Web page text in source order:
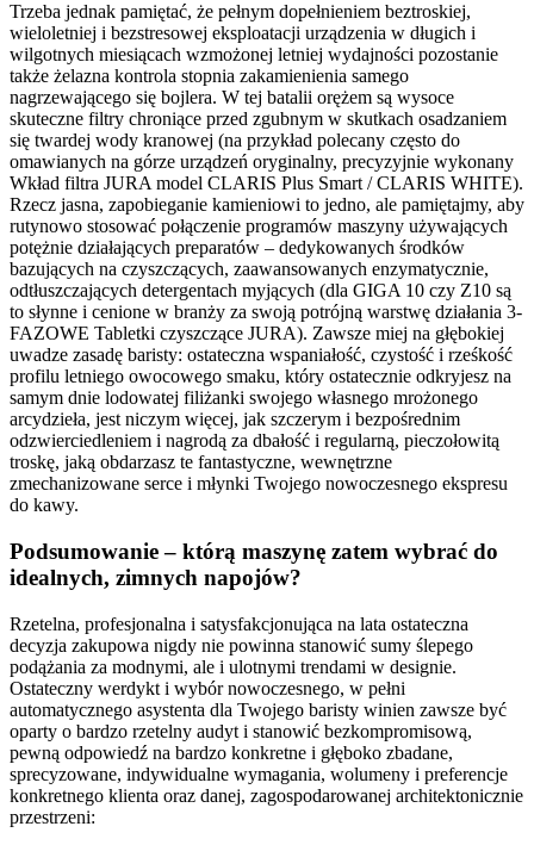
Trzeba jednak pamiętać, że pełnym dopełnieniem beztroskiej,
wieloletniej i bezstresowej eksploatacji urządzenia w długich i
wilgotnych miesiącach wzmożonej letniej wydajności pozostanie
także żelazna kontrola stopnia zakamienienia samego
nagrzewającego się bojlera. W tej batalii orężem są wysoce
skuteczne filtry chroniące przed zgubnym w skutkach osadzaniem
się twardej wody kranowej (na przykład polecany często do
omawianych na górze urządzeń oryginalny, precyzyjnie wykonany
Wkład filtra JURA model CLARIS Plus Smart / CLARIS WHITE).
Rzecz jasna, zapobieganie kamieniowi to jedno, ale pamiętajmy, aby
rutynowo stosować połączenie programów maszyny używających
potężnie działających preparatów – dedykowanych środków
bazujących na czyszczących, zaawansowanych enzymatycznie,
odtłuszczających detergentach myjących (dla GIGA 10 czy Z10 są
to słynne i cenione w branży za swoją potrójną warstwę działania 3-
FAZOWE Tabletki czyszczące JURA). Zawsze miej na głębokiej
uwadze zasadę baristy: ostateczna wspaniałość, czystość i rześkość
profilu letniego owocowego smaku, który ostatecznie odkryjesz na
samym dnie lodowatej filiżanki swojego własnego mrożonego
arcydzieła, jest niczym więcej, jak szczerym i bezpośrednim
odzwierciedleniem i nagrodą za dbałość i regularną, pieczołowitą
troskę, jaką obdarzasz te fantastyczne, wewnętrzne
zmechanizowane serce i młynki Twojego nowoczesnego ekspresu
do kawy.
Podsumowanie – którą maszynę zatem wybrać do
idealnych, zimnych napojów?
Rzetelna, profesjonalna i satysfakcjonująca na lata ostateczna
decyzja zakupowa nigdy nie powinna stanowić sumy ślepego
podążania za modnymi, ale i ulotnymi trendami w designie.
Ostateczny werdykt i wybór nowoczesnego, w pełni
automatycznego asystenta dla Twojego baristy winien zawsze być
oparty o bardzo rzetelny audyt i stanowić bezkompromisową,
pewną odpowiedź na bardzo konkretne i głęboko zbadane,
sprecyzowane, indywidualne wymagania, wolumeny i preferencje
konkretnego klienta oraz danej, zagospodarowanej architektonicznie
przestrzeni: